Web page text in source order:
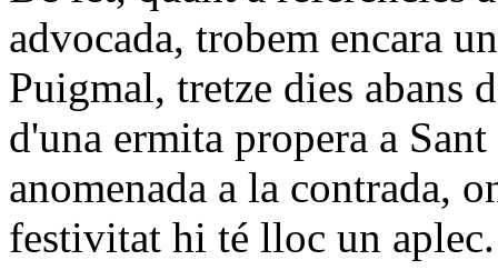
advocada, trobem encara
Puigmal, tretze dies abans
d'una ermita propera a
anomenada a la contrada,
festivitat hi té lloc un aplec.